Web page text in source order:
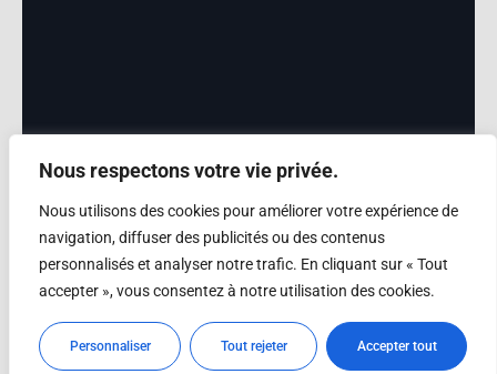
Nous respectons votre vie privée.
Nous utilisons des cookies pour améliorer votre expérience de
navigation, diffuser des publicités ou des contenus
personnalisés et analyser notre trafic. En cliquant sur « Tout
accepter », vous consentez à notre utilisation des cookies.
Personnaliser Tout rejeter Accepter tout